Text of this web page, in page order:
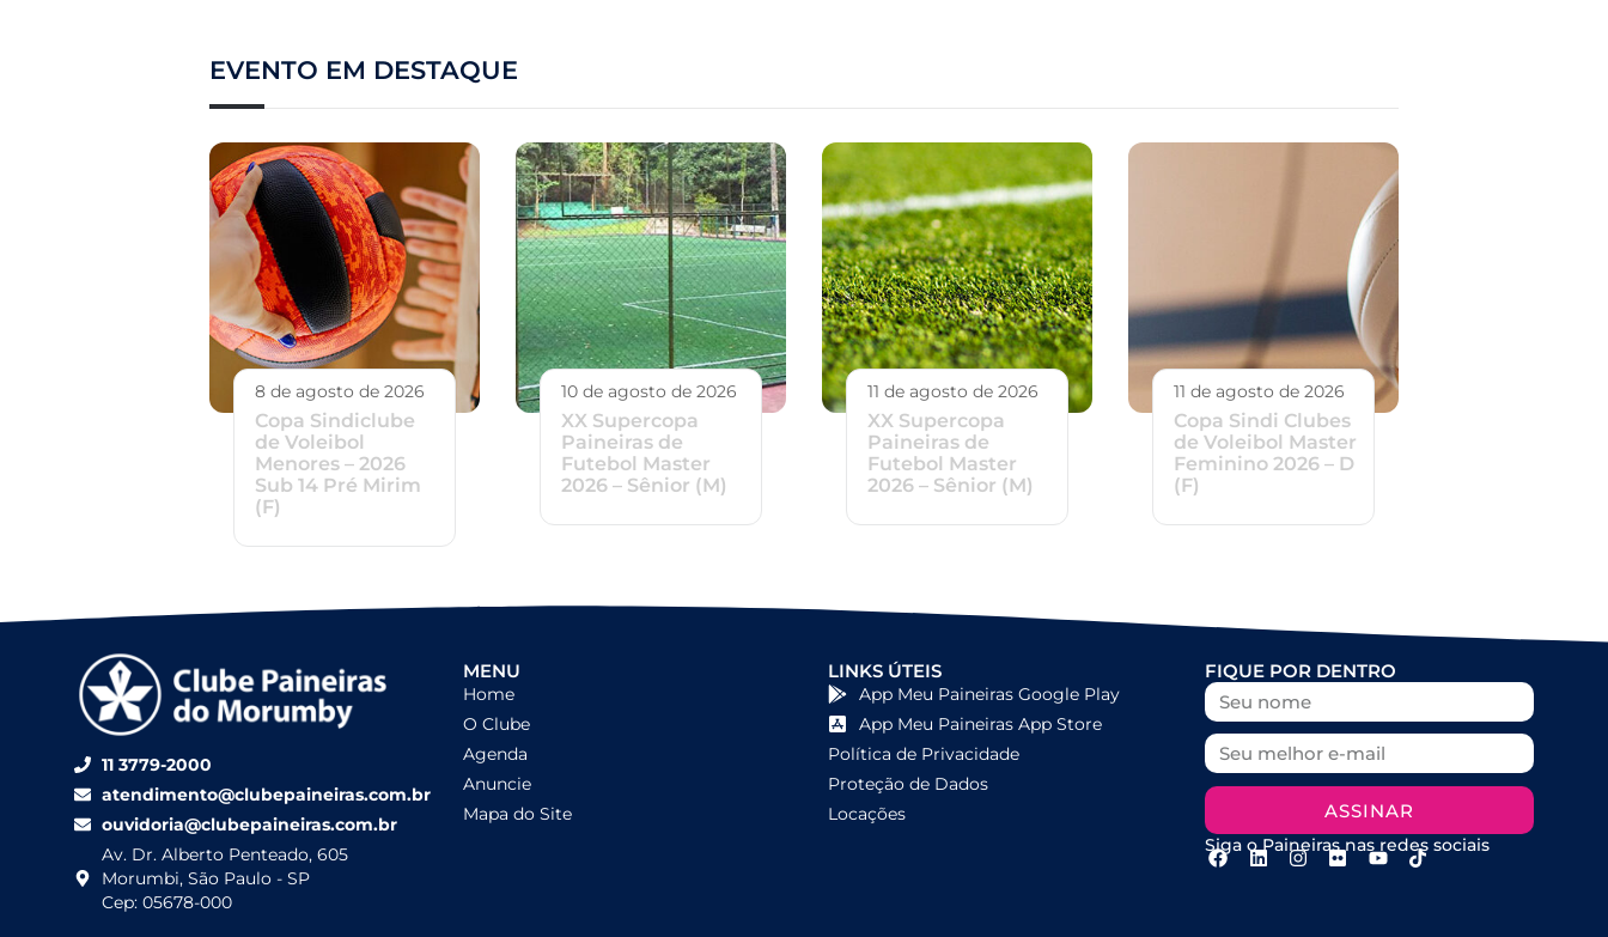
EVENTO EM DESTAQUE
8 de agosto de 2026
Copa Sindiclube
de Voleibol
Menores – 2026
Sub 14 Pré Mirim
(F)
10 de agosto de 2026
XX Supercopa
Paineiras de
Futebol Master
2026 – Sênior (M)
11 de agosto de 2026
XX Supercopa
Paineiras de
Futebol Master
2026 – Sênior (M)
11 de agosto de 2026
Copa Sindi Clubes
de Voleibol Master
Feminino 2026 – D
(F)
11 3779-2000
atendimento@clubepaineiras.com.br
ouvidoria@clubepaineiras.com.br
Av. Dr. Alberto Penteado, 605
Morumbi, São Paulo - SP
Cep: 05678-000
MENU
Home
O Clube
Agenda
Anuncie
Mapa do Site
LINKS ÚTEIS
App Meu Paineiras Google Play
App Meu Paineiras App Store
Política de Privacidade
Proteção de Dados
Locações
FIQUE POR DENTRO
ASSINAR
Siga o Paineiras nas redes sociais